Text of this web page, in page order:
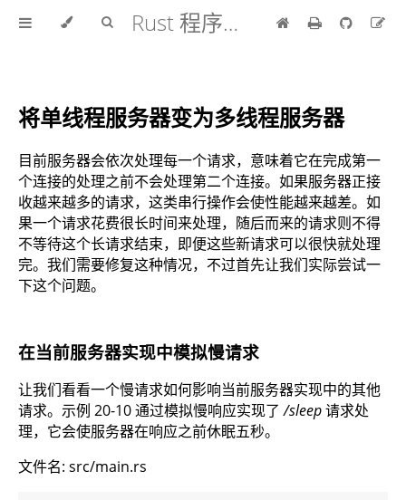
Rust 程序设计语言 中文版
将单线程服务器变为多线程服务器
目前服务器会依次处理每一个请求，意味着它在完成第一
个连接的处理之前不会处理第二个连接。如果服务器正接
收越来越多的请求，这类串行操作会使性能越来越差。如
果一个请求花费很长时间来处理，随后而来的请求则不得
不等待这个长请求结束，即便这些新请求可以很快就处理
完。我们需要修复这种情况，不过首先让我们实际尝试一
下这个问题。
在当前服务器实现中模拟慢请求
让我们看看一个慢请求如何影响当前服务器实现中的其他
请求。示例 20-10 通过模拟慢响应实现了/sleep请求处
理，它会使服务器在响应之前休眠五秒。
文件名: src/main.rs